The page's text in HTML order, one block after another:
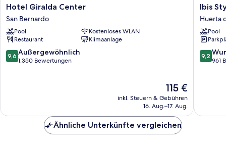
Hotel
Giralda
Center
San
Bernardo
Hotel Giralda Center
San Bernardo
Pool
Kostenloses WLAN
Restaurant
Klimaanlage
9.6
von
9,6 Außergewöhnlich
1.350 Bewertungen
Der
Preis
beträgt
115 €
inkl. Steuern & Gebühren
16. Aug.–17. Aug.
Ibis
Styles
Sevilla
Santa
Justa
Huerta
del
Ibis
Huerta
Pool
9.2
von
9,2
961
Ähnliche Unterkünfte vergleichen